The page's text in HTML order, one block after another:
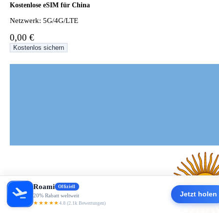
Kostenlose eSIM für China
Netzwerk: 5G/4G/LTE
0,00 €
Kostenlos sichern
Roami Offiziell
20% Rabatt weltweit
★★★★★4.8 (2.1k Bewertungen)
Jetzt holen